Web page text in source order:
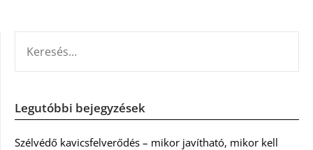
Legutóbbi bejegyzések
Szélvédő kavicsfelverődés – mikor javítható, mikor kell